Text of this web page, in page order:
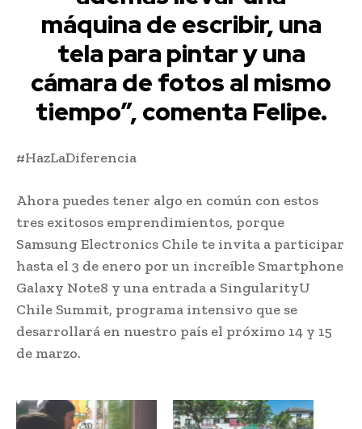
máquina de escribir, una
tela para pintar y una
cámara de fotos al mismo
tiempo”, comenta Felipe.
#HazLaDiferencia
Ahora puedes tener algo en común con estos
tres exitosos emprendimientos, porque
Samsung Electronics Chile te invita a participar
hasta el 3 de enero por un increíble Smartphone
Galaxy Note8 y una entrada a SingularityU
Chile Summit, programa intensivo que se
desarrollará en nuestro país el próximo 14 y 15
de marzo.